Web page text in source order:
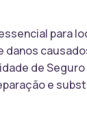
para
de
e